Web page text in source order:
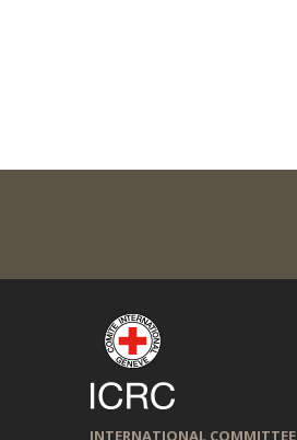
INTERNATIONAL COMMITTEE